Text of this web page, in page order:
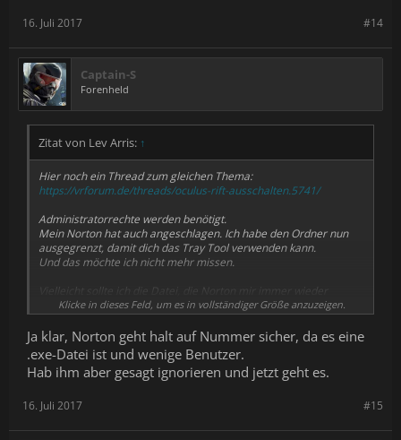
#14
16. Juli 2017
Captain-S
Forenheld
Zitat von Lev Arris: ↑
Hier noch ein Thread zum gleichen Thema:
https://vrforum.de/threads/oculus-rift-ausschalten.5741/
Administratorrechte werden benötigt.
Mein Norton hat auch angeschlagen. Ich habe den Ordner nun
ausgegrenzt, damit dich das Tray Tool verwenden kann.
Und das möchte ich nicht mehr missen.
Vielleicht sollte ich die Datei, die Norton mir immer wieder
gelöscht hatte mal Norton zusenden.
Bzw. wie kann man das angehen ?
Norton hat auch schon von Automobilista Steamdaten entfernt,
obwohl die Daten von Steam kommen.
Ist immer die Frage: Fehlalarm oder Gefahr in Verzug ?
Klicke in dieses Feld, um es in vollständiger Größe anzuzeigen.
Ja klar, Norton geht halt auf Nummer sicher, da es eine
.exe-Datei ist und wenige Benutzer.
Hab ihm aber gesagt ignorieren und jetzt geht es.
#15
16. Juli 2017